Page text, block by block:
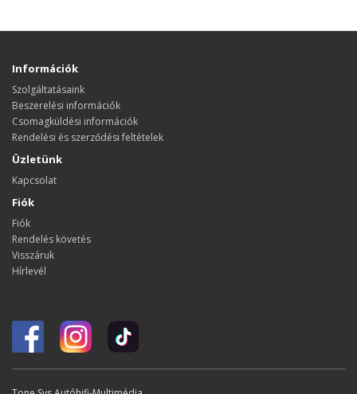
Információk
Szolgáltatásaink
Beszerelési információk
Csomagküldési információk
Rendelési és szerződési feltételek
Üzletünk
Kapcsolat
Fiók
Fiók
Rendelés követés
Visszáruk
Hírlevél